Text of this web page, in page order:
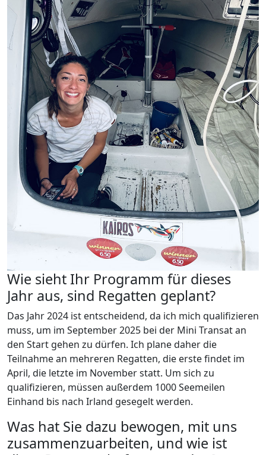
Wie sieht Ihr Programm für dieses
Jahr aus, sind Regatten geplant?
Das Jahr 2024 ist entscheidend, da ich mich qualifizieren
muss, um im September 2025 bei der Mini Transat an
den Start gehen zu dürfen. Ich plane daher die
Teilnahme an mehreren Regatten, die erste findet im
April, die letzte im November statt. Um sich zu
qualifizieren, müssen außerdem 1000 Seemeilen
Einhand bis nach Irland gesegelt werden.
Was hat Sie dazu bewogen, mit uns
zusammenzuarbeiten, und wie ist